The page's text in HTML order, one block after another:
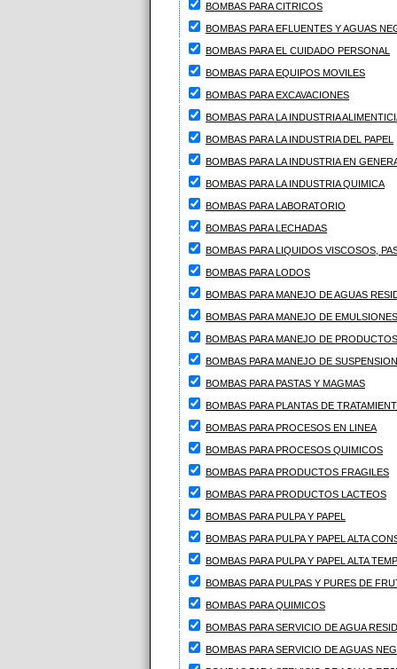
BOMBAS PARA CITRICOS
BOMBAS PARA EFLUENTES Y AGUAS
BOMBAS PARA EL CUIDADO PERSONAL
BOMBAS PARA EQUIPOS MOVILES
BOMBAS PARA EXCAVACIONES
BOMBAS PARA LA INDUSTRIA
BOMBAS PARA LA INDUSTRIA DEL PAPEL
BOMBAS PARA LA INDUSTRIA EN
BOMBAS PARA LA INDUSTRIA QUIMICA
BOMBAS PARA LABORATORIO
BOMBAS PARA LECHADAS
BOMBAS PARA LIQUIDOS VISCOSOS,
BOMBAS PARA LODOS
BOMBAS PARA MANEJO DE AGUAS
BOMBAS PARA MANEJO DE EMULSIONES
BOMBAS PARA MANEJO DE
BOMBAS PARA MANEJO DE
BOMBAS PARA PASTAS Y MAGMAS
BOMBAS PARA PLANTAS DE
BOMBAS PARA PROCESOS EN LINEA
BOMBAS PARA PROCESOS QUIMICOS
BOMBAS PARA PRODUCTOS FRAGILES
BOMBAS PARA PRODUCTOS LACTEOS
BOMBAS PARA PULPA Y PAPEL
BOMBAS PARA PULPA Y PAPEL ALTA
BOMBAS PARA PULPA Y PAPEL ALTA
BOMBAS PARA PULPAS Y PURES DE
BOMBAS PARA QUIMICOS
BOMBAS PARA SERVICIO DE AGUA
BOMBAS PARA SERVICIO DE AGUAS